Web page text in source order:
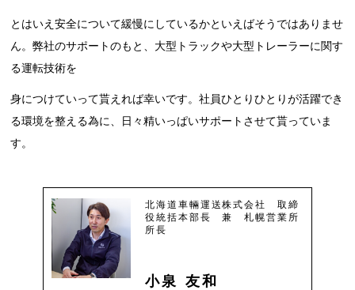
とはいえ安全について緩慢にしているかといえばそうではありませ
ん。弊社のサポートのもと、大型トラックや大型トレーラーに関す
る運転技術を
身につけていって貰えれば幸いです。社員ひとりひとりが活躍でき
る環境を整える為に、日々精いっぱいサポートさせて貰っていま
す。
北海道車輛運送株式会社 取締
役統括本部長 兼 札幌営業所
所長
小泉 友和